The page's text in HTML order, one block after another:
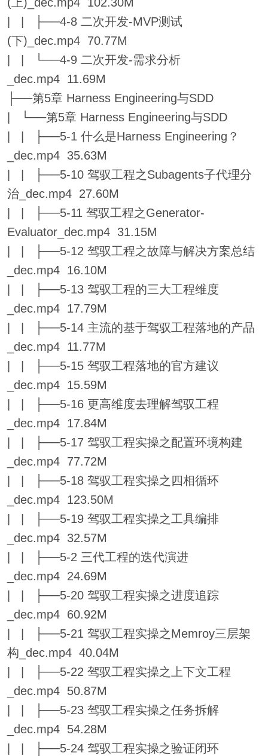
| | ├──4-8 二次开发-MVP测试
(下)_dec.mp4 70.77M
| | └──4-9 二次开发-需求分析
_dec.mp4 11.69M
├──第5章 Harness Engineering与SDD
| └──第5章 Harness Engineering与SDD
| | ├──5-1 什么是Harness Engineering？
_dec.mp4 35.63M
| | ├──5-10 驾驭工程之Subagents子代理分
治_dec.mp4 27.60M
| | ├──5-11 驾驭工程之Generator-
Evaluator_dec.mp4 31.15M
| | ├──5-12 驾驭工程之故障与解决方案总结
_dec.mp4 16.10M
| | ├──5-13 驾驭工程的三大工程维度
_dec.mp4 17.79M
| | ├──5-14 主流的基于驾驭工程落地的产品
_dec.mp4 11.77M
| | ├──5-15 驾驭工程落地的官方建议
_dec.mp4 15.59M
| | ├──5-16 更高维度去理解驾驭工程
_dec.mp4 17.84M
| | ├──5-17 驾驭工程实操之配置环境构建
_dec.mp4 77.72M
| | ├──5-18 驾驭工程实操之四相循环
_dec.mp4 123.50M
| | ├──5-19 驾驭工程实操之工具编排
_dec.mp4 32.57M
| | ├──5-2 三代工程的迭代演进
_dec.mp4 24.69M
| | ├──5-20 驾驭工程实操之进度追踪
_dec.mp4 60.92M
| | ├──5-21 驾驭工程实操之Memroy三层架
构_dec.mp4 40.04M
| | ├──5-22 驾驭工程实操之上下文工程
_dec.mp4 50.87M
| | ├──5-23 驾驭工程实操之任务拆解
_dec.mp4 54.28M
| | ├──5-24 驾驭工程实操之验证闭环